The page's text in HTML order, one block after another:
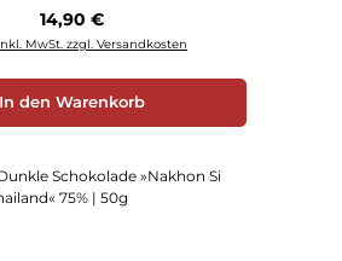
Regulärer Preis:
14,90 €
MwSt. zzgl. Versandkosten
In den Warenkorb